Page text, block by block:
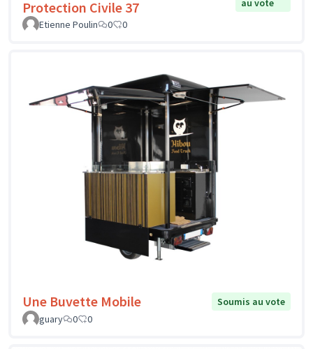
Protection Civile 37
au vote
Etienne Poulin
0 0
Une Buvette Mobile
Soumis au vote
guary
0 0